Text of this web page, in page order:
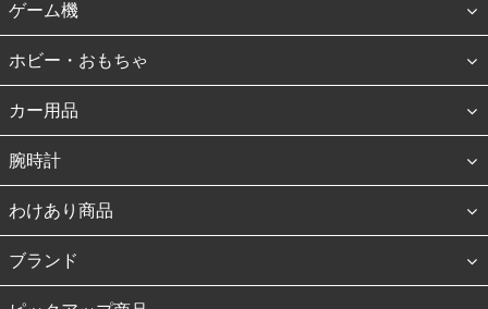
ゲーム機
ホビー・おもちゃ
カー用品
腕時計
わけあり商品
ブランド